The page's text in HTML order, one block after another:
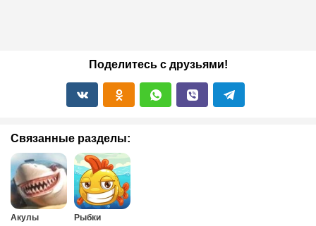
Поделитесь с друзьями!
Связанные разделы:
Акулы Рыбки